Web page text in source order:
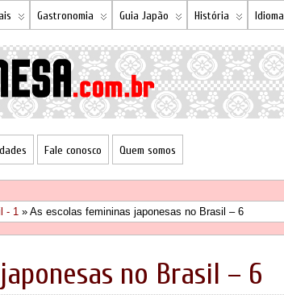
Gastronomia Guia Japão História Idioma
Fale conosco Quem somos
- 1 » As escolas femininas japonesas no Brasil – 6
no Brasil – 6